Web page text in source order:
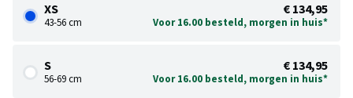
XS
43-56 cm
€ 134,95
Voor 16.00 besteld, morgen in huis*
S
56-69 cm
€ 134,95
Voor 16.00 besteld, morgen in huis*